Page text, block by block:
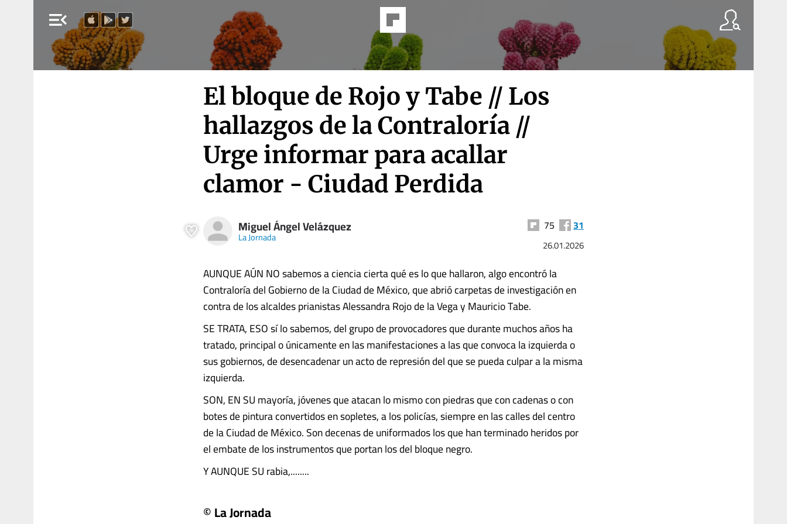
menu_open
El bloque de Rojo y Tabe // Los
hallazgos de la Contraloría //
Urge informar para acallar
clamor - Ciudad Perdida
Miguel Ángel Velázquez
La Jornada
75 31
26.01.2026
AUNQUE AÚN NO sabemos a ciencia cierta qué es lo que hallaron, algo encontró la
Contraloría del Gobierno de la Ciudad de México, que abrió carpetas de investigación en
contra de los alcaldes prianistas Alessandra Rojo de la Vega y Mauricio Tabe.
SE TRATA, ESO sí lo sabemos, del grupo de provocadores que durante muchos años ha
tratado, principal o únicamente en las manifestaciones a las que convoca la izquierda o
sus gobiernos, de desencadenar un acto de represión del que se pueda culpar a la misma
izquierda.
SON, EN SU mayoría, jóvenes que atacan lo mismo con piedras que con cadenas o con
botes de pintura convertidos en sopletes, a los policías, siempre en las calles del centro
de la Ciudad de México. Son decenas de uniformados los que han terminado heridos por
el embate de los instrumentos que portan los del bloque negro.
Y AUNQUE SU rabia,........
© La Jornada